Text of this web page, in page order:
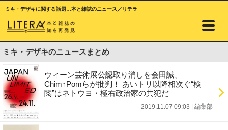
ミキ・デザキに関する話題…本と雑誌のニュース／リテラ
ミキ・デザキのニュースまとめ
ウィーン芸術展公認取り消しを会田誠、
Chim↑Pomらが批判！ あいトリ以降相次ぐ“検
閲”はネトウヨ・極右政治家の共犯だ
2019.11.07 09:03 編集部